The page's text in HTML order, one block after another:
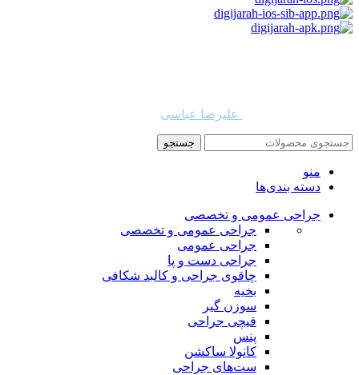
علیرضا عباسی
جستجو
منو
دسته بندی‌ها
جراحی عمومی و تخصصی
جراحی عمومی و تخصصی
جراحی عمومی
جراحی دست و پا
چاقوی جراحی و کالبد شکافی
بخیه
سوزن‌ گیر
قیچی‌ جراحی
پنس
کانولا ساکشن
ست‌های جراحی